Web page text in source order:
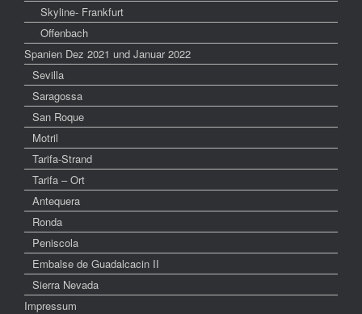
Skyline- Frankfurt
Offenbach
Spanien Dez 2021 und Januar 2022
Sevilla
Saragossa
San Roque
Motril
Tarifa-Strand
Tarifa – Ort
Antequera
Ronda
Peniscola
Embalse de Guadalcacin II
Sierra Nevada
Impressum